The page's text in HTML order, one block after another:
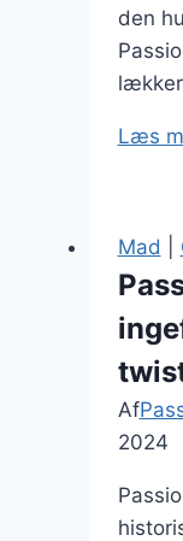
den
Læs
Mad
Af
2024